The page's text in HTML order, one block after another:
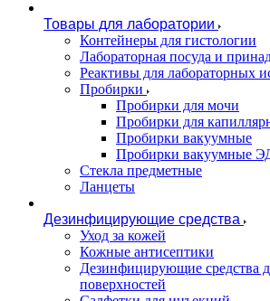
Товары для лаборатории
Контейнеры для гистологии
Лабораторная посуда и
Реактивы для лабораторных
Пробирки
Пробирки для мочи
Пробирки для
Пробирки вакуумные
Пробирки вакуумные
Стекла предметные
Ланцеты
Дезинфицирующие средства
Уход за кожей
Кожные антисептики
Дезинфицирующие средства
поверхностей